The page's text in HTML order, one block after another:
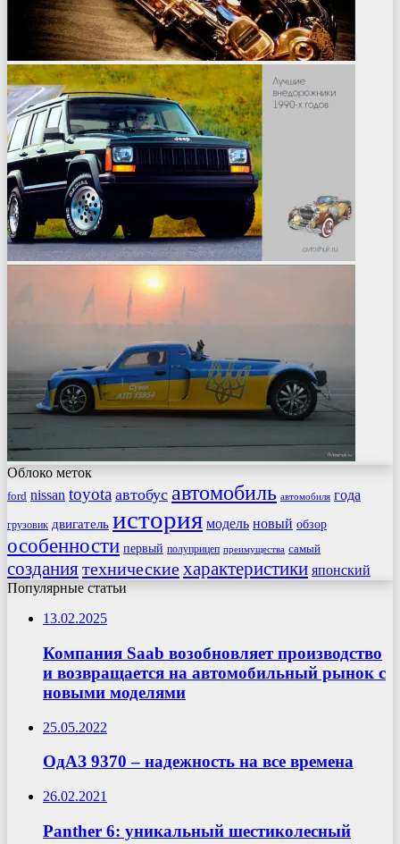
Облоко меток
ford nissan toyota автобус автомобиль автомобиля года
грузовик двигатель история модель новый обзор
особенности первый полуприцеп преимущества самый
созданиятехническиехарактеристики японский
Популярные статьи
13.02.2025
Компания Saab возобновляет производство
и возвращается на автомобильный рынок с
новыми моделями
25.05.2022
ОдАЗ 9370 – надежность на все времена
26.02.2021
Panther 6: уникальный шестиколесный